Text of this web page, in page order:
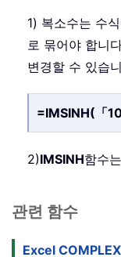
1) 복소수는 수
로 묶어야 합니
변경할 수 있습
=IMSINH(「
2)IMSINH함수
관련 함수
Excel